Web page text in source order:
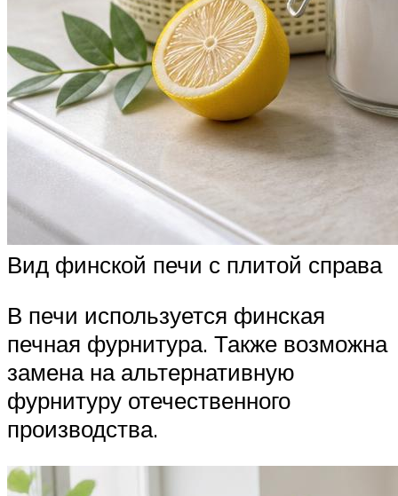
Вид финской печи с плитой справа
В печи используется финская
печная фурнитура. Также возможна
замена на альтернативную
фурнитуру отечественного
производства.